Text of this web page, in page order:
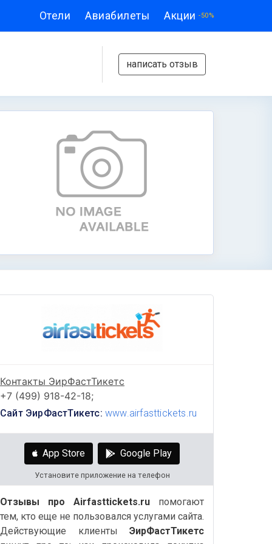
Отели Авиабилеты Акции -50%
написать отзыв
Контакты ЭирФастТикетс
+7 (499) 918-42-18;
Сайт ЭирФастТикетс: www.airfasttickets.ru
App Store Google Play
Установите приложение на телефон
Отзывы про Airfasttickets.ru помогают
тем, кто еще не пользовался услугами сайта.
Действующие клиенты ЭирФастТикетс